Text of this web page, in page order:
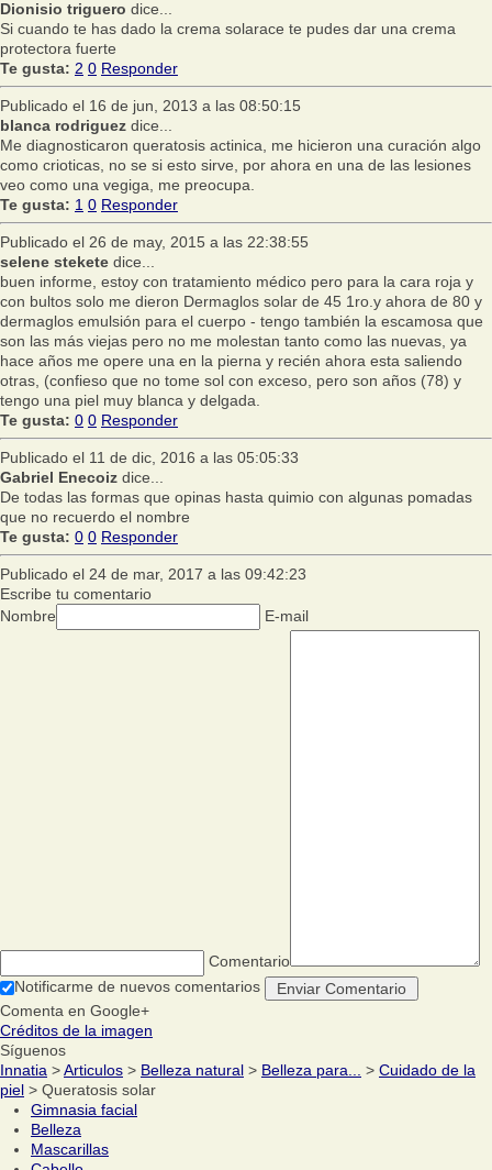
Dionisio triguero dice...
Si cuando te has dado la crema solarace te pudes dar una crema
protectora fuerte
Te gusta: 2 0 Responder
Publicado el 16 de jun, 2013 a las 08:50:15
blanca rodriguez dice...
Me diagnosticaron queratosis actinica, me hicieron una curación algo
como crioticas, no se si esto sirve, por ahora en una de las lesiones
veo como una vegiga, me preocupa.
Te gusta: 1 0 Responder
Publicado el 26 de may, 2015 a las 22:38:55
selene stekete dice...
buen informe, estoy con tratamiento médico pero para la cara roja y
con bultos solo me dieron Dermaglos solar de 45 1ro.y ahora de 80 y
dermaglos emulsión para el cuerpo - tengo también la escamosa que
son las más viejas pero no me molestan tanto como las nuevas, ya
hace años me opere una en la pierna y recién ahora esta saliendo
otras, (confieso que no tome sol con exceso, pero son años (78) y
tengo una piel muy blanca y delgada.
Te gusta: 0 0 Responder
Publicado el 11 de dic, 2016 a las 05:05:33
Gabriel Enecoiz dice...
De todas las formas que opinas hasta quimio con algunas pomadas
que no recuerdo el nombre
Te gusta: 0 0 Responder
Publicado el 24 de mar, 2017 a las 09:42:23
Escribe tu comentario
Nombre
E-mail
Comentario
Notificarme de nuevos comentarios
Comenta en Google+
Créditos de la imagen
Síguenos
Innatia >Articulos > Belleza natural > Belleza para... > Cuidado de la
piel > Queratosis solar
Gimnasia facial
Belleza
Mascarillas